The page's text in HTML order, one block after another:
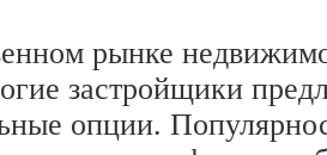
рынке
застройщики
опции.